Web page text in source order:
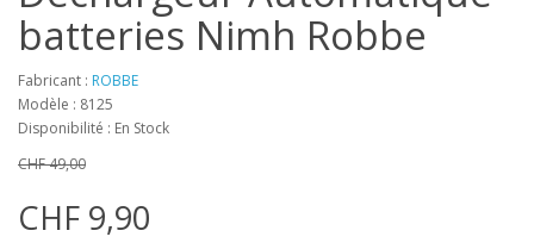
batteries Nimh Robbe
Fabricant : ROBBE
Modèle : 8125
Disponibilité : En Stock
CHF 49,00
CHF 9,90